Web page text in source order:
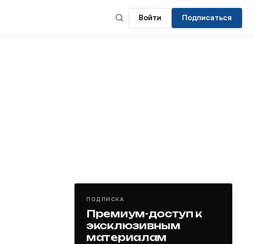
Войти Подписаться
ПОДПИСКА
Премиум-доступ к
эксклюзивным
материалам